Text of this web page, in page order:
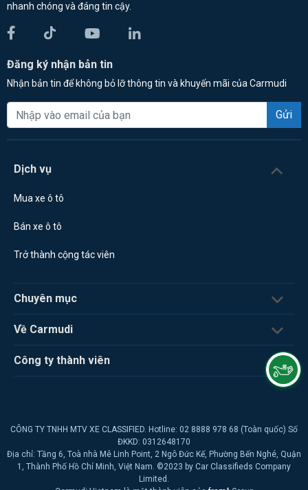
nhanh chóng và đáng tin cậy.
Đăng ký nhận bản tin
Nhận bản tin để không bỏ lỡ thông tin và khuyến mãi của Carmudi
Gửi
Dịch vụ
Mua xe ô tô
Bán xe ô tô
Trở thành cộng tác viên
Chuyên mục
Về Carmudi
Công ty thành viên
CÔNG TY TNHH MTV XE CLASSIFIED. Hotline: 02 8888 978 68 (Toàn quốc) Số
ĐKKD: 0312648170
Địa chỉ: Tầng 6, Toà nhà Mê Linh Point, 2 Ngô Đức Kế, Phường Bến Nghé, Quận
1, Thành Phố Hồ Chí Minh, Việt Nam. ©2023 by Car Classifieds Company
Limited.